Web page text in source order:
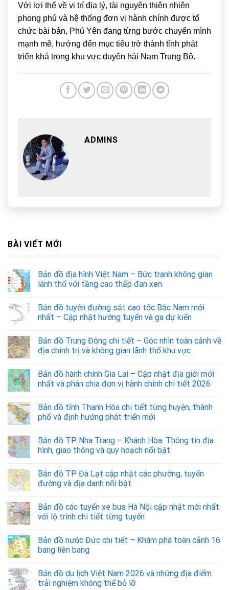
Với lợi thế về vị trí địa lý, tài nguyên thiên nhiên
phong phú và hệ thống đơn vị hành chính được tổ
chức bài bản, Phú Yên đang từng bước chuyển mình
mạnh mẽ, hướng đến mục tiêu trở thành tỉnh phát
triển khá trong khu vực duyên hải Nam Trung Bộ.
ADMINS
BÀI VIẾT MỚI
Bản đồ địa hình Việt Nam – Bức tranh không gian
lãnh thổ với tầng cao thấp đan xen
Bản đồ tuyến đường sắt cao tốc Bắc Nam mới
nhất – Cập nhật hướng tuyến và ga dự kiến
Bản đồ Trung Đông chi tiết – Góc nhìn toàn cảnh về
địa chính trị và không gian lãnh thổ khu vực
Bản đồ hành chính Gia Lai – Cập nhật địa giới mới
nhất và phân chia đơn vị hành chính chi tiết 2026
Bản đồ tỉnh Thanh Hóa chi tiết từng huyện, thành
phố và định hướng phát triển mới
Bản đồ TP Nha Trang – Khánh Hòa: Thông tin địa
hình, giao thông và quy hoạch nổi bật
Bản đồ TP Đà Lạt cập nhật các phường, tuyến
đường và địa danh nổi bật
Bản đồ các tuyến xe bus Hà Nội cập nhật mới nhất
với lộ trình chi tiết từng tuyến
Bản đồ nước Đức chi tiết – Khám phá toàn cảnh 16
bang liên bang
Bản đồ du lịch Việt Nam 2026 và những địa điểm
trải nghiệm không thể bỏ lỡ